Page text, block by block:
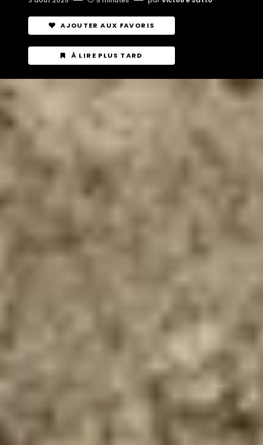
AJOUTER AUX FAVORIS
À LIRE PLUS TARD